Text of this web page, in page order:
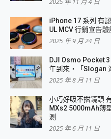
iPhone 17 系列 有
UL MCV 行銷宣告
2025 年 9 月 24 日
DJI Osmo Pocket 3
年到來，「Slogan
2025 年 8 月 11 日
小巧好吸不擋鏡頭
MXs2 5000mAh薄
測
2025 年 6 月 11 日